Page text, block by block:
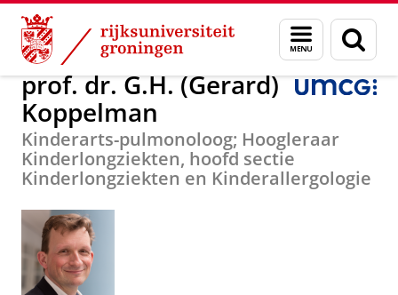
Skip
Content
Skip
Navigation
Menu
en
zoeken
Over ons prof. dr. G.H. (Gerard) Koppelman
prof. dr. G.H. (Gerard)
Koppelman
Kinderarts-pulmonoloog; Hoogleraar
Kinderlongziekten, hoofd sectie
Kinderlongziekten en Kinderallergologie